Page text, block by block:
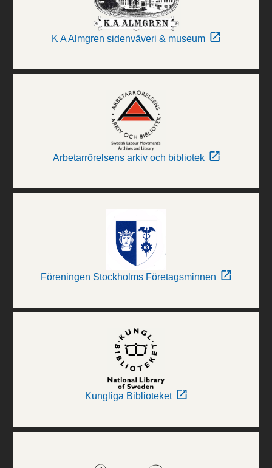
K A Almgren sidenväveri & museum
Arbetarrörelsens arkiv och bibliotek
Föreningen Stockholms Företagsminnen
Kungliga Biblioteket